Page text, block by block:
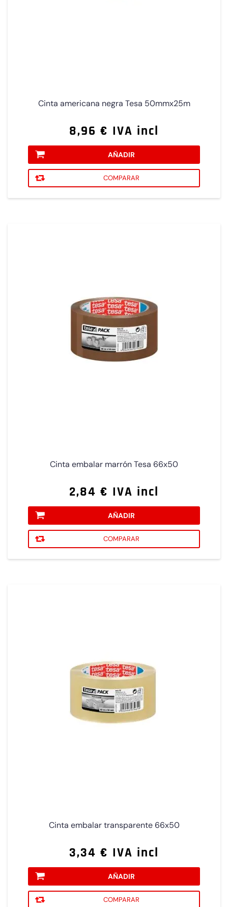
Cinta americana negra Tesa 50mmx25m
8,96 € IVA incl
AÑADIR
COMPARAR
Cinta embalar marrón Tesa 66x50
2,84 € IVA incl
AÑADIR
COMPARAR
Cinta embalar transparente 66x50
3,34 € IVA incl
AÑADIR
COMPARAR